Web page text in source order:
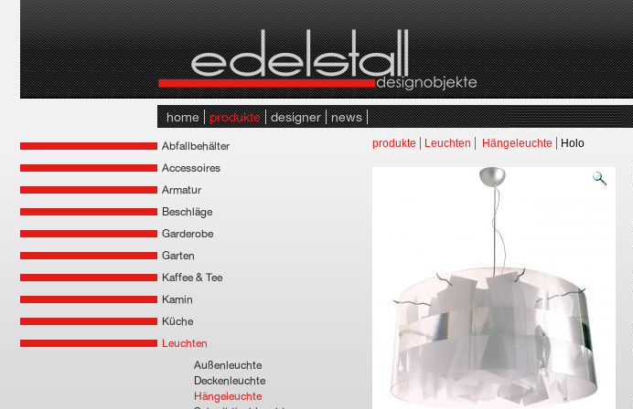
home produkte designer news
Abfallbehälter
Accessoires
Armatur
Beschläge
Garderobe
Garten
Kaffee & Tee
Kamin
Küche
Leuchten
Außenleuchte
Deckenleuchte
Hängeleuchte
produkte Leuchten Hängeleuchte Holo